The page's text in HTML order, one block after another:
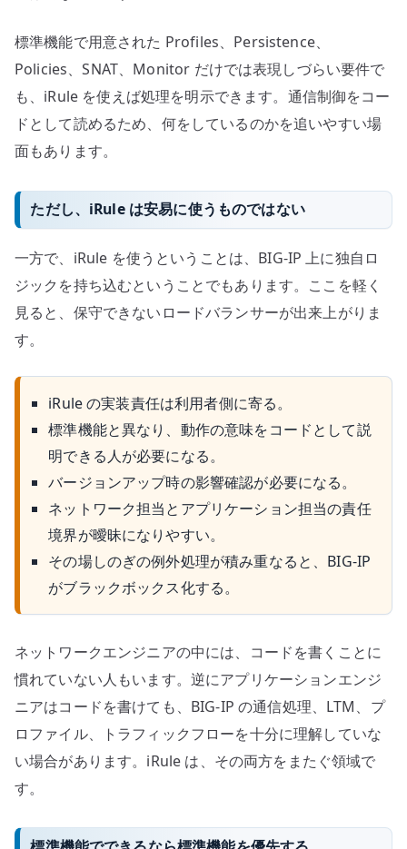
標準機能で用意された Profiles、Persistence、
Policies、SNAT、Monitor だけでは表現しづらい要件で
も、iRule を使えば処理を明示できます。通信制御をコー
ドとして読めるため、何をしているのかを追いやすい場
面もあります。
ただし、iRule は安易に使うものではない
一方で、iRule を使うということは、BIG-IP 上に独自ロ
ジックを持ち込むということでもあります。ここを軽く
見ると、保守できないロードバランサーが出来上がりま
す。
iRule の実装責任は利用者側に寄る。
標準機能と異なり、動作の意味をコードとして説
明できる人が必要になる。
バージョンアップ時の影響確認が必要になる。
ネットワーク担当とアプリケーション担当の責任
境界が曖昧になりやすい。
その場しのぎの例外処理が積み重なると、BIG-IP
がブラックボックス化する。
ネットワークエンジニアの中には、コードを書くことに
慣れていない人もいます。逆にアプリケーションエンジ
ニアはコードを書けても、BIG-IP の通信処理、LTM、プ
ロファイル、トラフィックフローを十分に理解していな
い場合があります。iRule は、その両方をまたぐ領域で
す。